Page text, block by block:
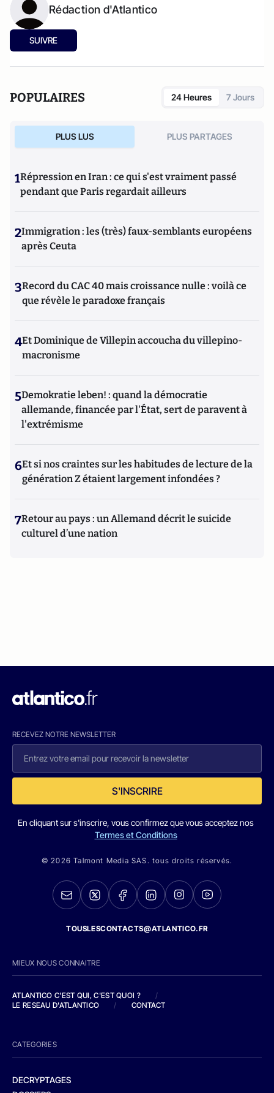
Rédaction d'Atlantico
SUIVRE
POPULAIRES 24 Heures 7 Jours
PLUS LUS PLUS PARTAGES
1Répression en Iran : ce qui s'est vraiment passé
pendant que Paris regardait ailleurs
2Immigration : les (très) faux-semblants européens
après Ceuta
3Record du CAC 40 mais croissance nulle : voilà ce
que révèle le paradoxe français
4Et Dominique de Villepin accoucha du villepino-
macronisme
5Demokratie leben! : quand la démocratie
allemande, financée par l'État, sert de paravent à
l'extrémisme
6Et si nos craintes sur les habitudes de lecture de la
génération Z étaient largement infondées ?
7Retour au pays : un Allemand décrit le suicide
culturel d’une nation
RECEVEZ NOTRE NEWSLETTER
S'INSCRIRE
En cliquant sur s'inscrire, vous confirmez que vous acceptez nos
Termes et Conditions
© 2026 Talmont Media SAS. tous droits réservés.
TOUSLESCONTACTS@ATLANTICO.FR
MIEUX NOUS CONNAITRE
ATLANTICO C'EST QUI, C'EST QUOI ?
/
LE RESEAU D'ATLANTICO
/ CONTACT
CATEGORIES
DECRYPTAGES